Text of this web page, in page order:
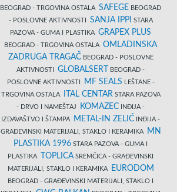
BEOGRAD - TRGOVINA OSTALA SAFEGE BEOGRAD
- POSLOVNE AKTIVNOSTI SANJA IPPI
STARA
PAZOVA - GUMA I PLASTIKA GRAPEX PLUS
BEOGRAD - TRGOVINA OSTALA OMLADINSKA
ZADRUGA TRAGAČBEOGRAD - POSLOVNE
AKTIVNOSTI GLOBALSERT
BEOGRAD -
POSLOVNE AKTIVNOSTI
MF SEALS LEŠTANE -
TRGOVINA OSTALA
ITAL CENTAR STARA PAZOVA
- DRVO I NAMEŠTAJ
KOMAZEC INĐIJA -
IZDAVAŠTVO I ŠTAMPA
METAL-IN ZELIĆ INĐIJA -
GRAĐEVINSKI MATERIJALI, STAKLO I KERAMIKA
MN
PLASTIKA 1996 STARA PAZOVA - GUMA I
PLASTIKA
TOPLICA SREMČICA - GRAĐEVINSKI
MATERIJALI, STAKLO I KERAMIKA
EURODOM
BEOGRAD - GRAĐEVINSKI MATERIJALI, STAKLO I